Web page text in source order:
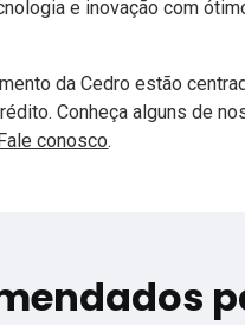
e inovação com
da Cedro estão
Conheça alguns de
conosco.